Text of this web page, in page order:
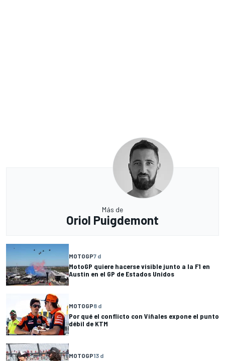
Más de
Oriol Puigdemont
MOTOGP7 d
MotoGP quiere hacerse visible junto a la F1 en
Austin en el GP de Estados Unidos
MOTOGP8 d
Por qué el conflicto con Viñales expone el punto
débil de KTM
MOTOGP13 d